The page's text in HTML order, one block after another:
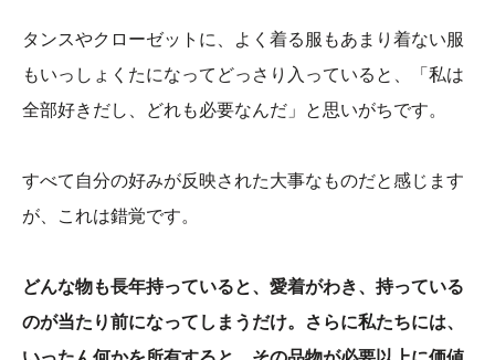
タンスやクローゼットに、よく着る服もあまり着ない服
もいっしょくたになってどっさり入っていると、「私は
全部好きだし、どれも必要なんだ」と思いがちです。
すべて自分の好みが反映された大事なものだと感じます
が、これは錯覚です。
どんな物も長年持っていると、愛着がわき、持っている
のが当たり前になってしまうだけ。さらに私たちには、